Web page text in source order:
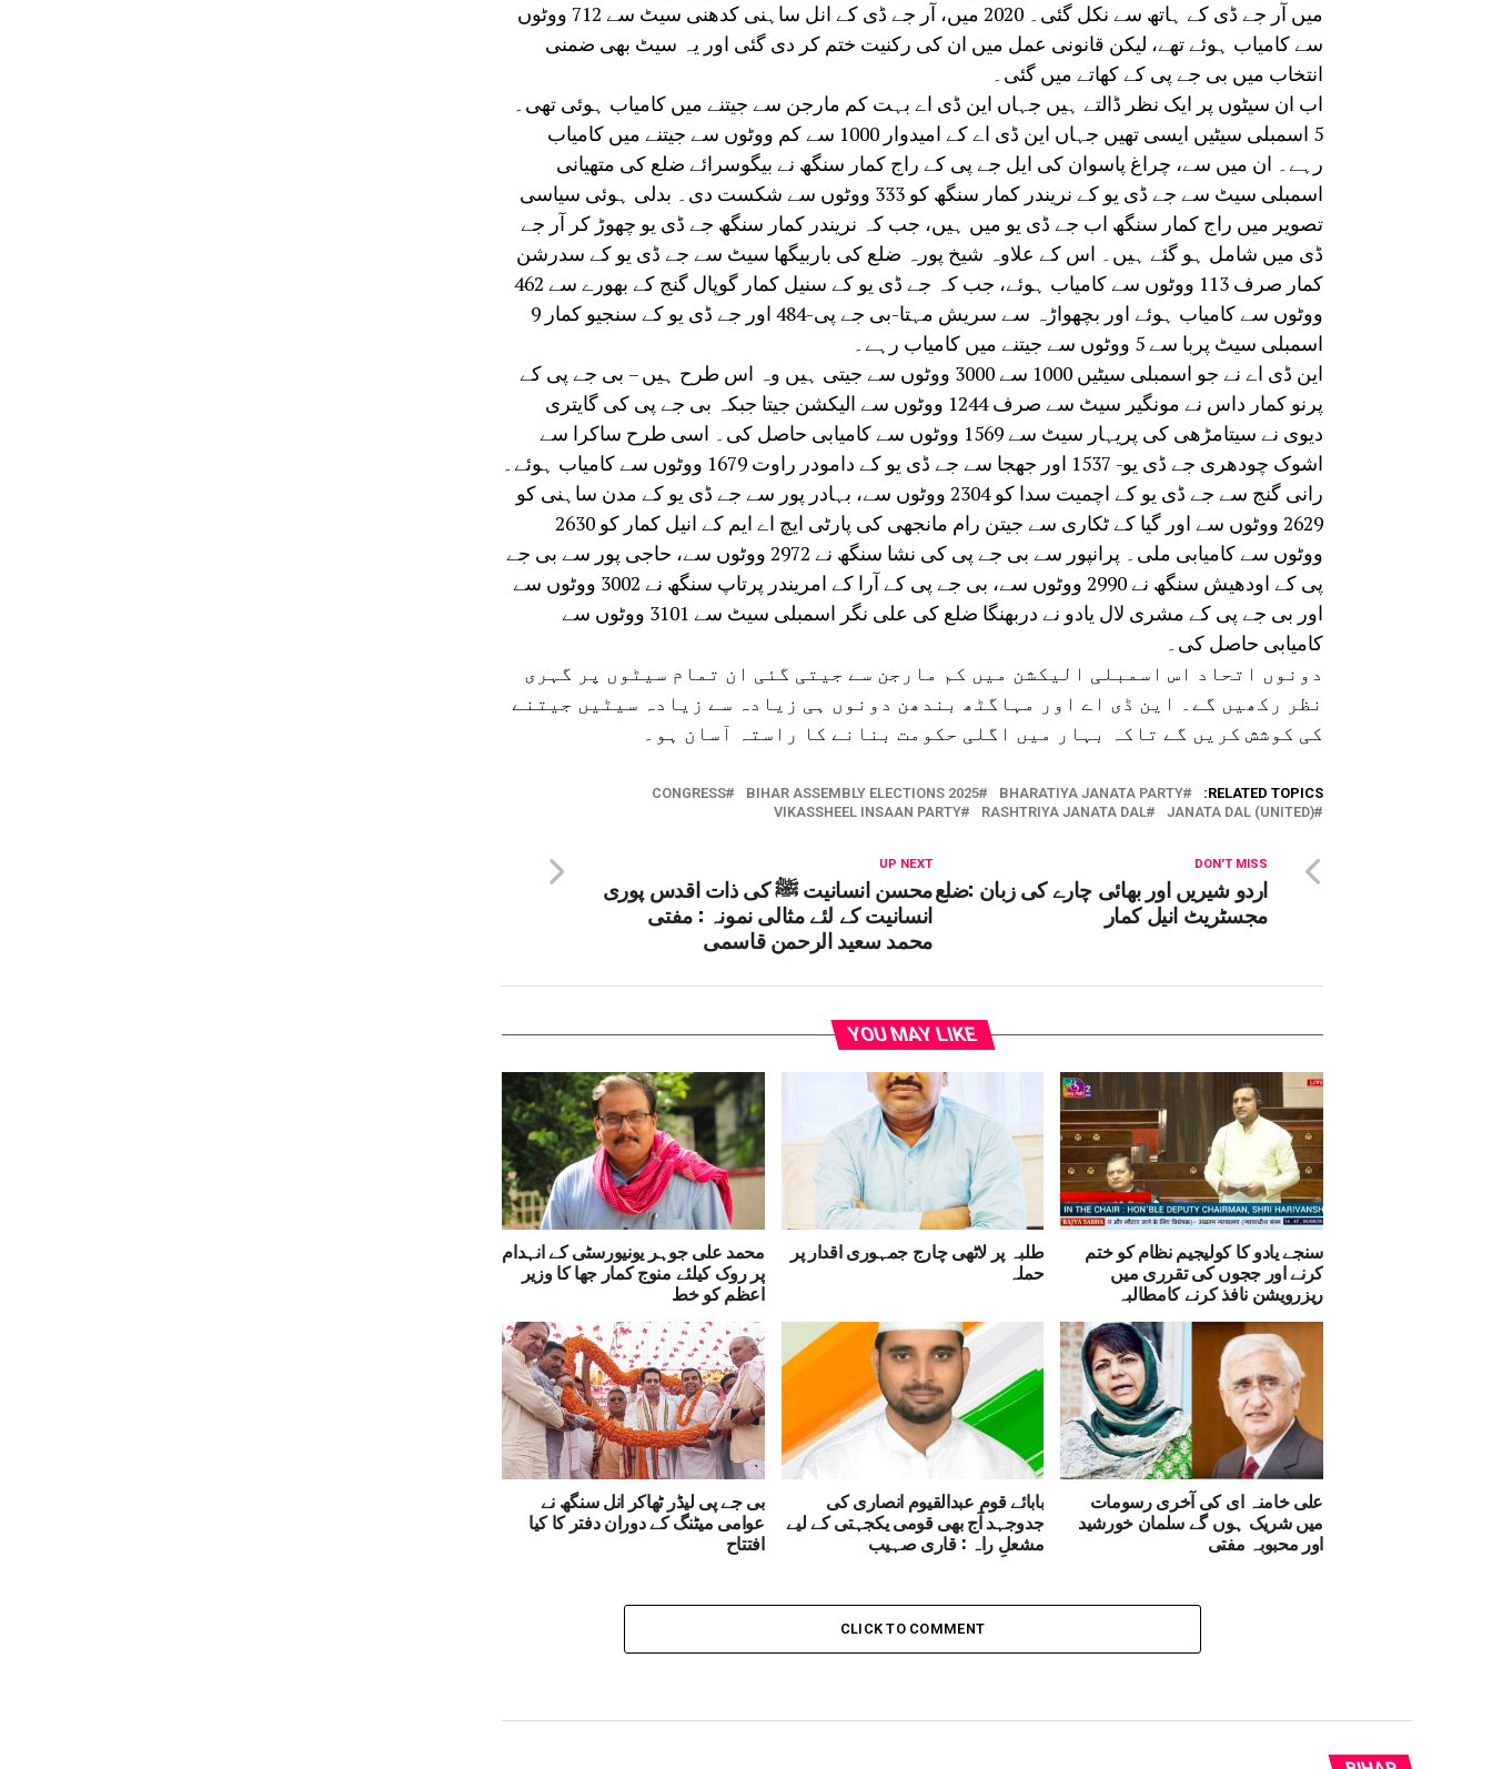
میں آر جے ڈی کے ہاتھ سے نکل گئی۔ 2020 میں، آر جے ڈی کے انل ساہنی کدھنی سیٹ سے 712 ووٹوں
سے کامیاب ہوئے تھے، لیکن قانونی عمل میں ان کی رکنیت ختم کر دی گئی اور یہ سیٹ بھی ضمنی
انتخاب میں بی جے پی کے کھاتے میں گئی۔
اب ان سیٹوں پر ایک نظر ڈالتے ہیں جہاں این ڈی اے بہت کم مارجن سے جیتنے میں کامیاب ہوئی تھی۔
5 اسمبلی سیٹیں ایسی تھیں جہاں این ڈی اے کے امیدوار 1000 سے کم ووٹوں سے جیتنے میں کامیاب
رہے۔ ان میں سے، چراغ پاسوان کی ایل جے پی کے راج کمار سنگھ نے بیگوسرائے ضلع کی متھیانی
اسمبلی سیٹ سے جے ڈی یو کے نریندر کمار سنگھ کو 333 ووٹوں سے شکست دی۔ بدلی ہوئی سیاسی
تصویر میں راج کمار سنگھ اب جے ڈی یو میں ہیں، جب کہ نریندر کمار سنگھ جے ڈی یو چھوڑ کر آر جے
ڈی میں شامل ہو گئے ہیں۔ اس کے علاوہ شیخ پورہ ضلع کی باربیگھا سیٹ سے جے ڈی یو کے سدرشن
کمار صرف 113 ووٹوں سے کامیاب ہوئے، جب کہ جے ڈی یو کے سنیل کمار گوپال گنج کے بھورے سے 462
ووٹوں سے کامیاب ہوئے اور بچھواڑہ سے سریش مہتا-بی جے پی-484 اور جے ڈی یو کے سنجیو کمار 9
اسمبلی سیٹ پربا سے 5 ووٹوں سے جیتنے میں کامیاب رہے۔
این ڈی اے نے جو اسمبلی سیٹیں 1000 سے 3000 ووٹوں سے جیتی ہیں وہ اس طرح ہیں – بی جے پی کے
پرنو کمار داس نے مونگیر سیٹ سے صرف 1244 ووٹوں سے الیکشن جیتا جبکہ بی جے پی کی گایتری
دیوی نے سیتامڑھی کی پریہار سیٹ سے 1569 ووٹوں سے کامیابی حاصل کی۔ اسی طرح ساکرا سے
اشوک چودھری جے ڈی یو- 1537 اور جھجا سے جے ڈی یو کے دامودر راوت 1679 ووٹوں سے کامیاب ہوئے۔
رانی گنج سے جے ڈی یو کے اچمیت سدا کو 2304 ووٹوں سے، بہادر پور سے جے ڈی یو کے مدن ساہنی کو
2629 ووٹوں سے اور گیا کے ٹکاری سے جیتن رام مانجھی کی پارٹی ایچ اے ایم کے انیل کمار کو 2630
ووٹوں سے کامیابی ملی۔ پرانپور سے بی جے پی کی نشا سنگھ نے 2972 ووٹوں سے، حاجی پور سے بی جے
پی کے اودھیش سنگھ نے 2990 ووٹوں سے، بی جے پی کے آرا کے امریندر پرتاپ سنگھ نے 3002 ووٹوں سے
اور بی جے پی کے مشری لال یادو نے دربھنگا ضلع کی علی نگر اسمبلی سیٹ سے 3101 ووٹوں سے
کامیابی حاصل کی۔
دونوں اتحاد اس اسمبلی الیکشن میں کم مارجن سے جیتی گئی ان تمام سیٹوں پر گہری
نظر رکھیں گے۔ این ڈی اے اور مہاگٹھ بندھن دونوں ہی زیادہ سے زیادہ سیٹیں جیتنے
کی کوشش کریں گے تاکہ بہار میں اگلی حکومت بنانے کا راستہ آسان ہو۔
RELATED TOPICS:
BHARATIYA JANATA PARTY
BIHAR ASSEMBLY ELECTIONS 2025
CONGRESS
JANATA DAL (UNITED)
RASHTRIYA JANATA DAL
VIKASSHEEL INSAAN PARTY
UP NEXT
محسن انسانیت ﷺ کی ذات اقدس پوری
انسانیت کے لئے مثالی نمونہ : مفتی
محمد سعید الرحمن قاسمی
DON'T MISS
اردو شیریں اور بھائی چارے کی زبان :ضلع
مجسٹریٹ انیل کمار
YOU MAY LIKE
سنجے یادو کا کولیجیم نظام کو ختم
کرنے اور ججوں کی تقرری میں
ریزرویشن نافذ کرنے کامطالبہ
طلبہ پر لاٹھی چارج جمہوری اقدار پر
حملہ
محمد علی جوہر یونیورسٹی کے انہدام
پر روک کیلئے منوج کمار جھا کا وزیر
اعظم کو خط
علی خامنہ ای کی آخری رسومات
میں شریک ہوں گے سلمان خورشید
اور محبوبہ مفتی
بابائے قوم عبدالقیوم انصاری کی
جدوجہد آج بھی قومی یکجہتی کے لیے
مشعلِ راہ : قاری صہیب
بی جے پی لیڈر ٹھاکر انل سنگھ نے
عوامی میٹنگ کے دوران دفتر کا کیا
افتتاح
CLICK TO COMMENT